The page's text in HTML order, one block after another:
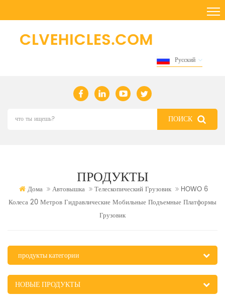
Русский
ПРОДУКТЫ
Дома Автовышка Телескопический Грузовик
HOWO 6
Колеса 20 Метров Гидравлические Мобильные Подъемные Платформы
Грузовик
продукты категории
НОВЫЕ ПРОДУКТЫ